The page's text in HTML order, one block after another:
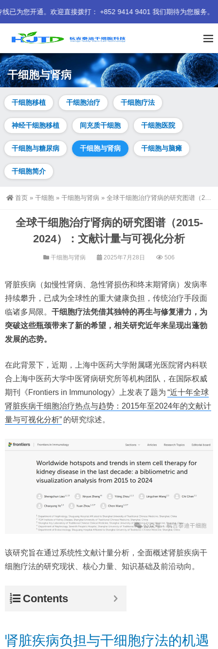
欢迎直接拨打： +852 9414 9401 我们期待为您服务。
干细胞与肾病
干细胞移植 干细胞治疗 干细胞疗法
神经干细胞移植 间充质干细胞 干细胞医院
干细胞与糖尿病 干细胞与肾病 干细胞与脑瘫
干细胞简介
首页 » 干细胞 » 干细胞与肾病 » 全球干细胞治疗肾病的研究图谱（2015-2024）：文献计量与可视化分析
全球干细胞治疗肾病的研究图谱（2015-
2024）：文献计量与可视化分析
干细胞与肾病 2025年7月28日 506
肾脏疾病（如慢性肾病、急性肾损伤和终末期肾病）发病率
持续攀升，已成为全球性的重大健康负担，传统治疗手段面
临诸多局限。 干细胞疗法凭借其独特的再生与修复潜力，为
突破这些瓶颈带来了新的希望，相关研究近年来呈现出蓬勃
发展的态势。
在此背景下，近期，上海中医药大学附属曙光医院肾内科联
合上海中医药大学中医肾病研究所等机构团队，在国际权威
期刊《Frontiers in Immunology》上发表了题为 “近十年全球
肾脏疾病干细胞治疗热点与趋势：2015年至2024年的文献计
量与可视化分析” 的研究综述。
该研究旨在通过系统性文献计量分析，全面概述肾脏疾病干
细胞疗法的研究现状、核心力量、知识基础及前沿动向。
Contents
肾脏疾病负担与干细胞疗法的机遇